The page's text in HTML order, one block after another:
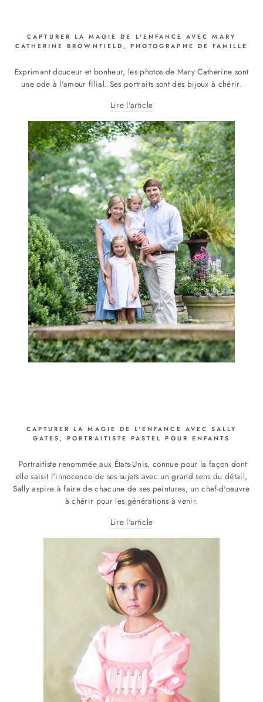
CAPTURER LA MAGIE DE L'ENFANCE AVEC MARY
CATHERINE BROWNFIELD, PHOTOGRAPHE DE FAMILLE
Exprimant douceur et bonheur, les photos de Mary Catherine sont
une ode à l'amour filial. Ses portraits sont des bijoux à chérir.
Lire l'article
CAPTURER LA MAGIE DE L'ENFANCE AVEC SALLY
GATES, PORTRAITISTE PASTEL POUR ENFANTS
Portraitiste renommée aux États-Unis, connue pour la façon dont
elle saisit l'innocence de ses sujets avec un grand sens du détail,
Sally aspire à faire de chacune de ses peintures, un chef-d'oeuvre
à chérir pour les générations à venir.
Lire l'article